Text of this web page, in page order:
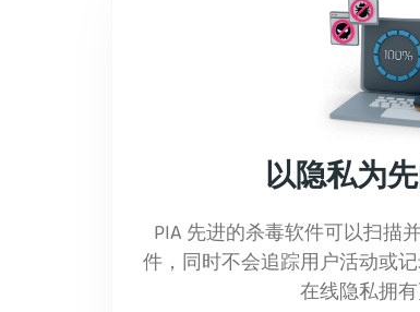
以隐私为
PIA 先进的杀毒软件可以扫描
件，同时不会追踪用户活动或
在线隐私拥有